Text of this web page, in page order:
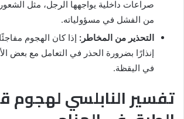
صراعات داخلية يواجهها الرجل، مثل
من الفشل في مسؤولياته.
التحذير من المخاطر: إذا كان الهجوم
إنذارًا بضرورة الحذر في التعامل مع بعض
في اليقظة.
تفسير النابلسي لهجوم